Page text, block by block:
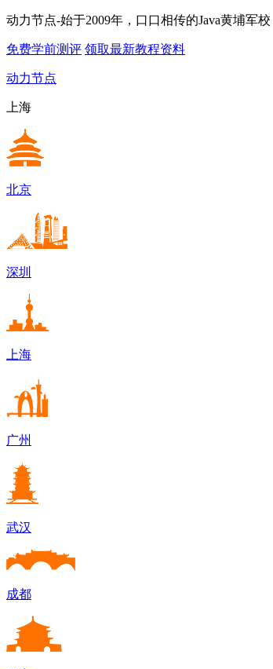
动力节点-始于2009年，口口相传的Java黄埔军校
免费学前测评 领取最新教程资料
动力节点
上海
北京
深圳
上海
广州
武汉
成都